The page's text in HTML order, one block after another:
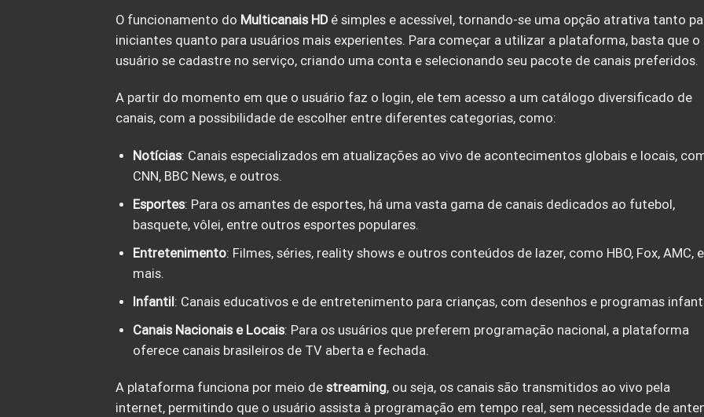
O funcionamento do Multicanais HDé simples e acessível, tornando-se uma opção atrativa tanto
iniciantes quanto para usuários mais experientes. Para começar a utilizar a plataforma, basta que o
usuário se cadastre no serviço, criando uma conta e selecionando seu pacote de canais preferidos.
A partir do momento em que o usuário faz o login, ele tem acesso a um catálogo diversificado de
canais, com a possibilidade de escolher entre diferentes categorias, como:
Notícias: Canais especializados em atualizações ao vivo de acontecimentos globais e locais,
CNN, BBC News, e outros.
Esportes: Para os amantes de esportes, há uma vasta gama de canais dedicados ao futebol,
basquete, vôlei, entre outros esportes populares.
Entretenimento: Filmes, séries, reality shows e outros conteúdos de lazer, como HBO, Fox, AMC, e
mais.
Infantil: Canais educativos e de entretenimento para crianças, com desenhos e programas
Canais Nacionais e Locais: Para os usuários que preferem programação nacional, a plataforma
oferece canais brasileiros de TV aberta e fechada.
A plataforma funciona por meio de streaming, ou seja, os canais são transmitidos ao vivo pela
internet, permitindo que o usuário assista à programação em tempo real, sem necessidade de